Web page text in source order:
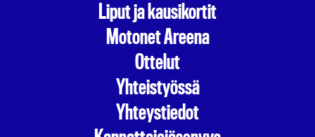
Liput ja kausikortit
Motonet Areena
Ottelut
Yhteistyössä
Yhteystiedot